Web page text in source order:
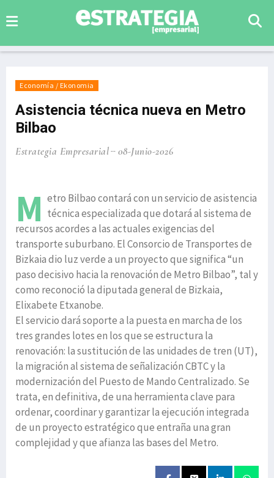
Economía / Ekonomia
Asistencia técnica nueva en Metro
Bilbao
Estrategia Empresarial 08-Junio-2026
M etro Bilbao contará con un servicio de asistencia
técnica especializada que dotará al sistema de
recursos acordes a las actuales exigencias del
transporte suburbano. El Consorcio de Transportes de
Bizkaia dio luz verde a un proyecto que significa “un
paso decisivo hacia la renovación de Metro Bilbao”, tal y
como reconoció la diputada general de Bizkaia,
Elixabete Etxanobe.
El servicio dará soporte a la puesta en marcha de los
tres grandes lotes en los que se estructura la
renovación: la sustitución de las unidades de tren (UT),
la migración al sistema de señalización CBTC y la
modernización del Puesto de Mando Centralizado. Se
trata, en definitiva, de una herramienta clave para
ordenar, coordinar y garantizar la ejecución integrada
de un proyecto estratégico que entraña una gran
complejidad y que afianza las bases del Metro.